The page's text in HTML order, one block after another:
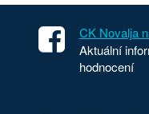
CK Novalja
Aktuální
hodnocení